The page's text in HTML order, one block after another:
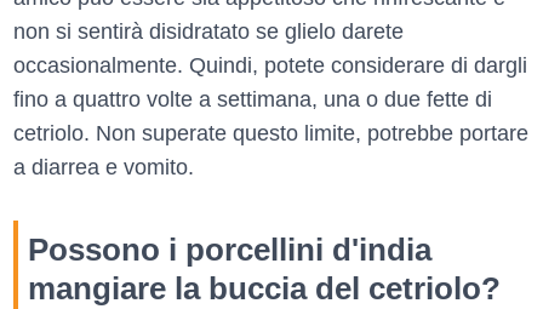
non si sentirà disidratato se glielo darete
occasionalmente. Quindi, potete considerare di dargli
fino a quattro volte a settimana, una o due fette di
cetriolo. Non superate questo limite, potrebbe portare
a diarrea e vomito.
Possono i porcellini d'india
mangiare la buccia del cetriolo?